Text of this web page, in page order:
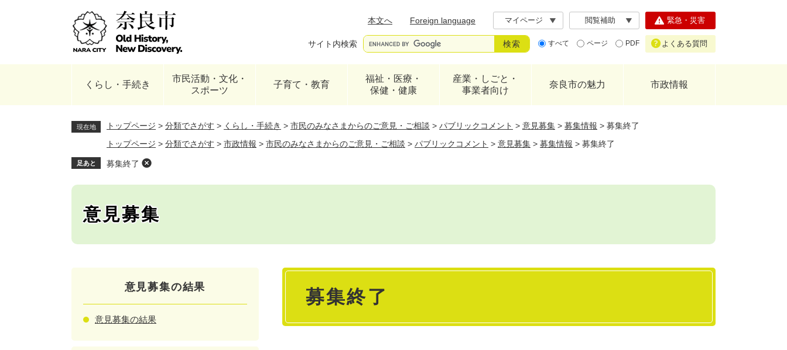
本文へ
Foreign language マイページ 閲覧補助
サイト内検索 すべて ページ PDF
緊急・災害
よくある質問
くらし・手続き
市民活動・文化・
スポーツ
子育て・教育
福祉・医療・
保健・健康
産業・しごと・
事業者向け
奈良市の魅力 市政情報
現在地 トップページ > 分類でさがす > くらし・手続き > 市民のみなさまからのご意見・ご相談 > パブリックコメント > 意見募集 > 募集情報 > 募集終了
トップページ > 分類でさがす > 市政情報 > 市民のみなさまからのご意見・ご相談 > パブリックコメント > 意見募集 > 募集情報 > 募集終了
足あと 募集終了
意見募集
本
募集終了
意見募集の結果
意見募集の結果